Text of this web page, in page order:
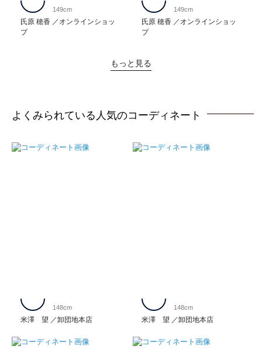
氏原 穂香
オンラインショッ
プ
149cm
氏原 穂香
オンラインショッ
プ
149cm
もっと見る
よくみられている人気のコーディネート
米澤 望 卸団地本店
148cm
米澤 望 卸団地本店
148cm